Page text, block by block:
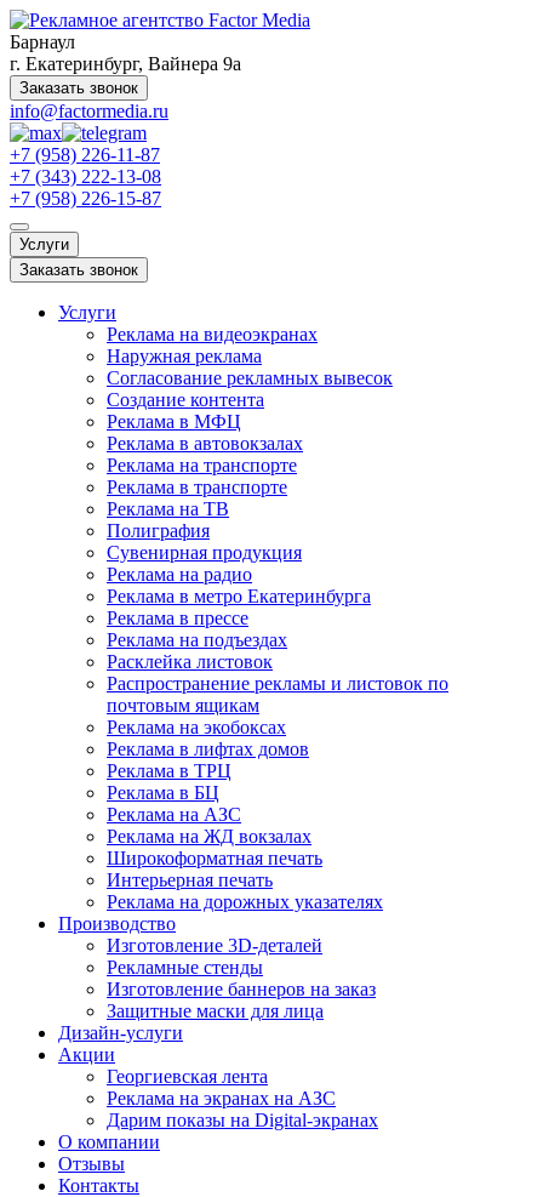
Барнаул
г. Екатеринбург, Вайнера 9а
Заказать звонок
info@factormedia.ru
+7 (958) 226-11-87
+7 (343) 222-13-08
+7 (958) 226-15-87
Услуги
Заказать звонок
Услуги
Реклама на видеоэкранах
Наружная реклама
Согласование рекламных вывесок
Создание контента
Реклама в МФЦ
Реклама в автовокзалах
Реклама на транспорте
Реклама в транспорте
Реклама на ТВ
Полиграфия
Сувенирная продукция
Реклама на радио
Реклама в метро Екатеринбурга
Реклама в прессе
Реклама на подъездах
Расклейка листовок
Распространение рекламы и листовок по
почтовым ящикам
Реклама на экобоксах
Реклама в лифтах домов
Реклама в ТРЦ
Реклама в БЦ
Реклама на АЗС
Реклама на ЖД вокзалах
Широкоформатная печать
Интерьерная печать
Реклама на дорожных указателях
Производство
Изготовление 3D-деталей
Рекламные стенды
Изготовление баннеров на заказ
Защитные маски для лица
Дизайн-услуги
Акции
Георгиевская лента
Реклама на экранах на АЗС
Дарим показы на Digital-экранах
О компании
Отзывы
Контакты